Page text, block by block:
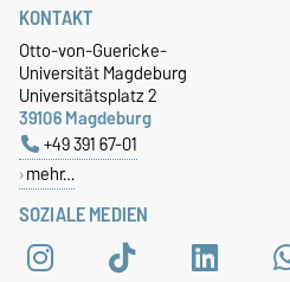
SOZIALE MEDIEN
KONTAKT
Otto-von-Guericke-
Universität Magdeburg
Universitätsplatz 2
39106 Magdeburg
+49 391 67-01
mehr…